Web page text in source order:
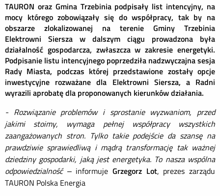
TAURON oraz Gmina Trzebinia podpisały list intencyjny, na
mocy którego zobowiązały się do współpracy, tak by na
obszarze zlokalizowanej na terenie Gminy Trzebinia
Elektrowni Siersza w dalszym ciągu prowadzona była
działalność gospodarcza, zwłaszcza w zakresie energetyki.
Podpisanie listu intencyjnego poprzedziła nadzwyczajna sesja
Rady Miasta, podczas której przedstawione zostały opcje
inwestycyjne rozważane dla Elektrowni Siersza, a Radni
wyrazili aprobatę dla proponowanych kierunków działania.
- Rozwiązanie problemów i sprostanie wyzwaniom, przed
jakimi stoimy, wymaga pełnej współpracy wszystkich
zaangażowanych stron. Tylko takie podejście da szansę na
prawdziwie sprawiedliwą i mądrą transformację tak ważnej
dziedziny gospodarki, jaką jest energetyka. To nasza wspólna
odpowiedzialność– informuje Grzegorz Lot, prezes zarządu
TAURON Polska Energia